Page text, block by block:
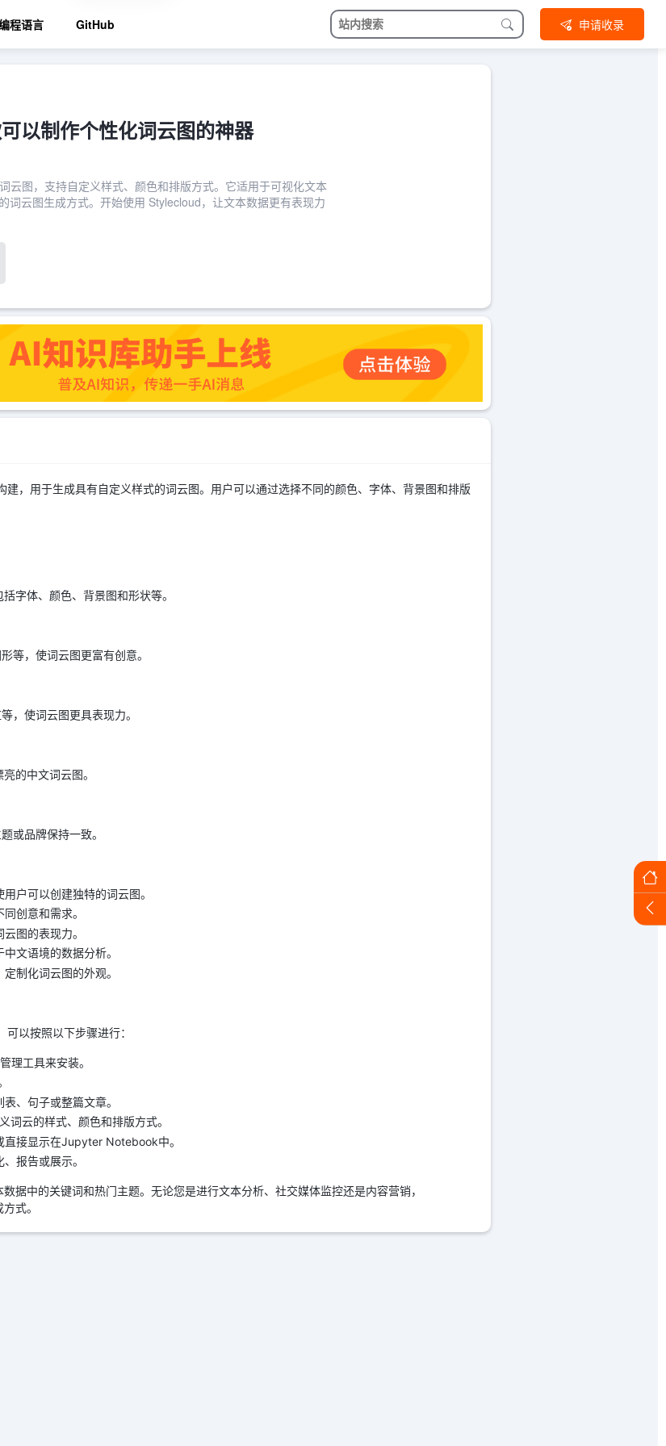
程语言 GitHub 申请收录
以制作个性化词云图的神器
云图，支持自定义样式、颜色和排版方式。它适用于可视化文本
词云图生成方式。开始使用 Stylecloud，让文本数据更有表现力
，用于生成具有自定义样式的词云图。用户可以通过选择不同的颜色、字体、背景图和排版
字体、颜色、背景图和形状等。
等，使词云图更富有创意。
，使词云图更具表现力。
的中文词云图。
或品牌保持一致。
户可以创建独特的词云图。
创意和需求。
图的表现力。
文语境的数据分析。
制化词云图的外观。
以按照以下步骤进行：
理工具来安装。
、句子或整篇文章。
云的样式、颜色和排版方式。
接显示在Jupyter Notebook中。
报告或展示。
据中的关键词和热门主题。无论您是进行文本分析、社交媒体监控还是内容营销，
式。